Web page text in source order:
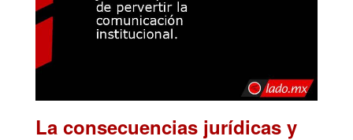
La consecuencias jurídicas y